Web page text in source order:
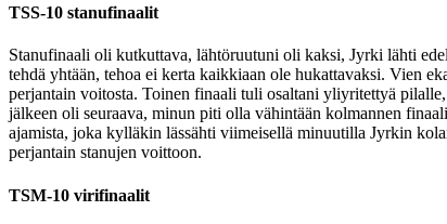
TSS-10 stanufinaalit
Stanufinaali oli kutkuttava, lähtöruutuni oli kaksi, Jyrki lähti
tehdä yhtään, tehoa ei kerta kaikkiaan ole hukattavaksi. Vien
perjantain voitosta. Toinen finaali tuli osaltani yliyritettyä
jälkeen oli seuraava, minun piti olla vähintään kolmannen
ajamista, joka kylläkin lässähti viimeisellä minuutilla Jyrkin
perjantain stanujen voittoon.
TSM-10 virifinaalit